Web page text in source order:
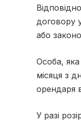
договору
або
Особа,
місяця з
орендаря
У разі